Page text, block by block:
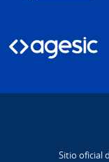
Sitio oficial